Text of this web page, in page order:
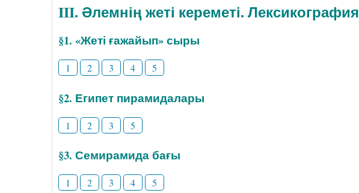
III. Әлемнің жеті кереметі. Лексикография
§1. «­Жеті ғажайып» сыры
1 2 3 4 5
§2. Египет пирамидалары
1 2 3 5
§3. Семирамида бағы
1 2 3 4 5